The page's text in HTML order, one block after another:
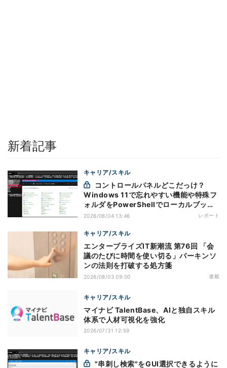
新着記事
キャリア/スキル
Windows 11で忘れやすい機能や特殊フ
ォルダをPowerShellでローカルブック
マーク化
2026/08/04 13:46 レポート
キャリア/スキル
エンタープライズIT新潮流 第76回 「会
議のたびに時間を使い切る」パーキンソ
ンの法則を打破する処方箋
2026/08/03 09:00 連載
キャリア/スキル
マイナビ TalentBase、AIと独自スキル
体系で人材可視化を強化
2026/07/31 12:59
キャリア/スキル